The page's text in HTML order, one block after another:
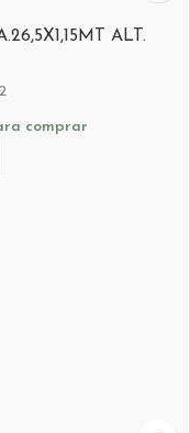
ALT.
comprar